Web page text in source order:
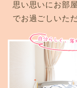
思い思いにお部
でお過ごしいた